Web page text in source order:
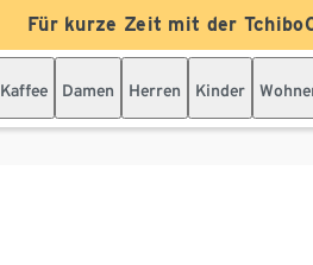
Für kurze Zeit mit der
Kaffee Damen Herren Kinder